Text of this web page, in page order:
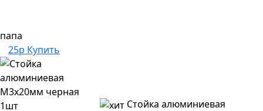
папа
25р Купить
Стойка алюминиевая